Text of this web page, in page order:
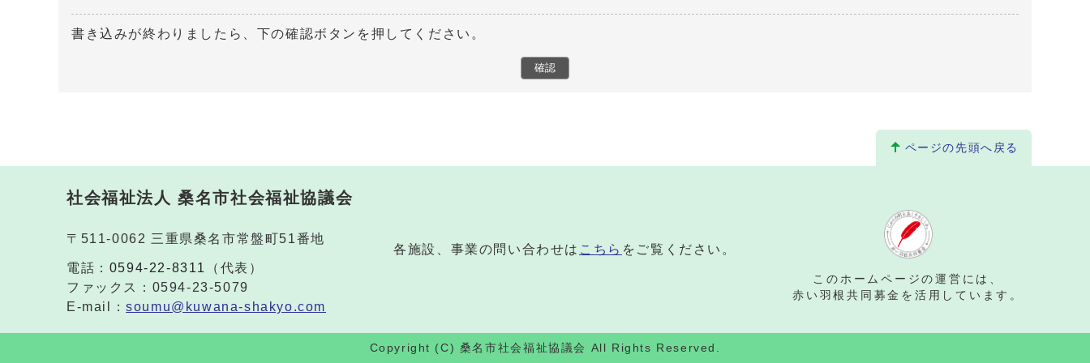
書き込みが終わりましたら、下の確認ボタンを押してください。
ページの先頭へ戻る
社会福祉法人 桑名市社会福祉協議会
〒511-0062 三重県桑名市常盤町51番地
電話： 0594-22-8311
（代表）
ファックス：0594-23-5079
E-mail：soumu@kuwana-shakyo.com
各施設、事業の問い合わせは こちら をご覧ください。
このホームページの運営には、
赤い羽根共同募金を活用しています。
Copyright (C) 桑名市社会福祉協議会 All Rights Reserved.